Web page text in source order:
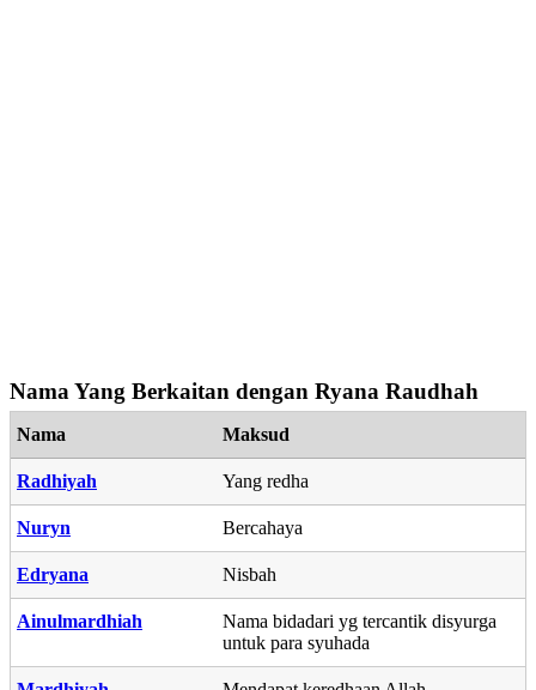
Nama Yang Berkaitan dengan Ryana Raudhah
Nama Maksud
Radhiyah Yang redha
Nuryn Bercahaya
Edryana Nisbah
Ainulmardhiah
Nama bidadari yg tercantik disyurga
untuk para syuhada